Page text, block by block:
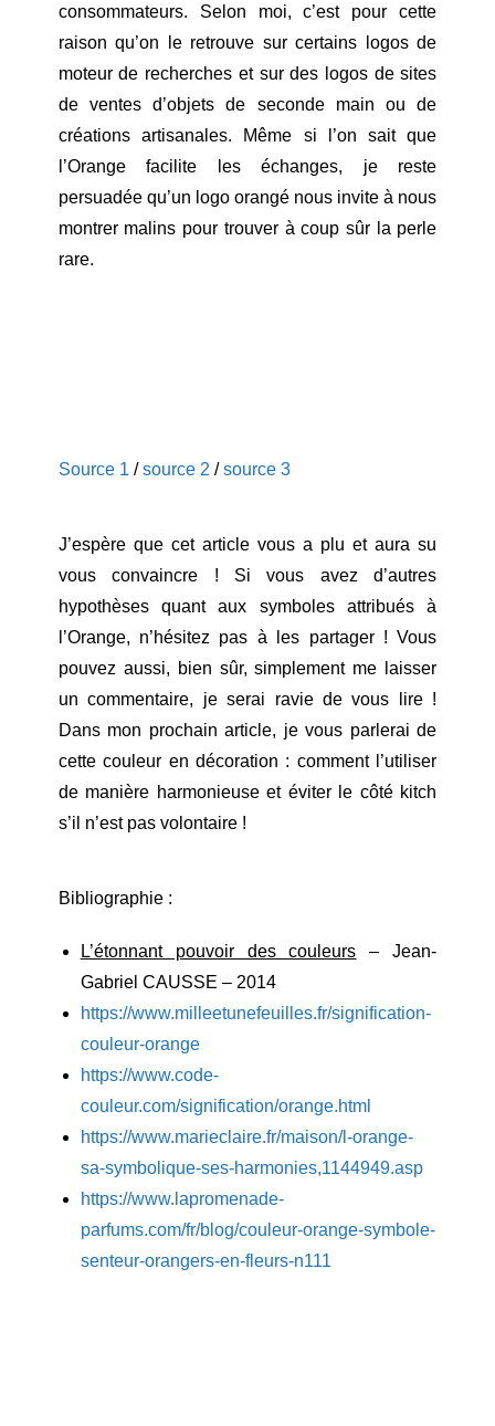
consommateurs. Selon moi, c’est pour cette
raison qu’on le retrouve sur certains logos de
moteur de recherches et sur des logos de sites
de ventes d’objets de seconde main ou de
créations artisanales. Même si l’on sait que
l’Orange facilite les échanges, je reste
persuadée qu’un logo orangé nous invite à nous
montrer malins pour trouver à coup sûr la perle
rare.
Source 1 /source 2 /source 3
J’espère que cet article vous a plu et aura su
vous convaincre ! Si vous avez d’autres
hypothèses quant aux symboles attribués à
l’Orange, n’hésitez pas à les partager ! Vous
pouvez aussi, bien sûr, simplement me laisser
un commentaire, je serai ravie de vous lire !
Dans mon prochain article, je vous parlerai de
cette couleur en décoration : comment l’utiliser
de manière harmonieuse et éviter le côté kitch
s’il n’est pas volontaire !
Bibliographie :
L’étonnant pouvoir des couleurs – Jean-
Gabriel CAUSSE – 2014
https://www.milleetunefeuilles.fr/signification-
couleur-orange
https://www.code-
couleur.com/signification/orange.html
https://www.marieclaire.fr/maison/l-orange-
sa-symbolique-ses-harmonies,1144949.asp
https://www.lapromenade-
parfums.com/fr/blog/couleur-orange-symbole-
senteur-orangers-en-fleurs-n111